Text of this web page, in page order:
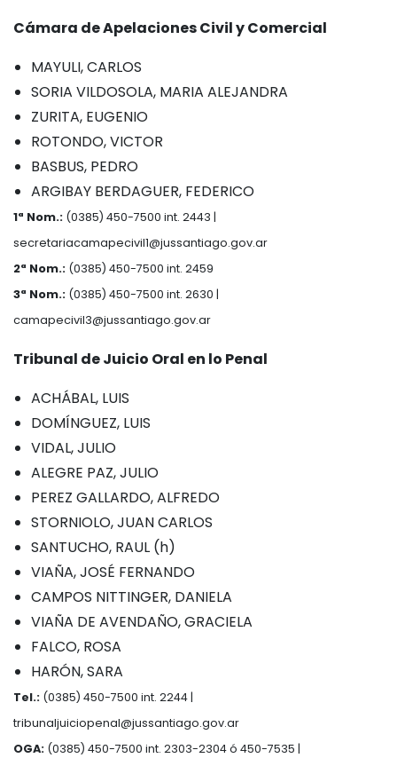
Cámara de Apelaciones Civil y Comercial
MAYULI, CARLOS
SORIA VILDOSOLA, MARIA ALEJANDRA
ZURITA, EUGENIO
ROTONDO, VICTOR
BASBUS, PEDRO
ARGIBAY BERDAGUER, FEDERICO
1ª Nom.: (0385) 450-7500 int. 2443 |
secretariacamapecivil1@jussantiago.gov.ar
2ª Nom.: (0385) 450-7500 int. 2459
3ª Nom.: (0385) 450-7500 int. 2630 |
camapecivil3@jussantiago.gov.ar
Tribunal de Juicio Oral en lo Penal
ACHÁBAL, LUIS
DOMÍNGUEZ, LUIS
VIDAL, JULIO
ALEGRE PAZ, JULIO
PEREZ GALLARDO, ALFREDO
STORNIOLO, JUAN CARLOS
SANTUCHO, RAUL (h)
VIAÑA, JOSÉ FERNANDO
CAMPOS NITTINGER, DANIELA
VIAÑA DE AVENDAÑO, GRACIELA
FALCO, ROSA
HARÓN, SARA
Tel.: (0385) 450-7500 int. 2244 |
tribunaljuiciopenal@jussantiago.gov.ar
OGA: (0385) 450-7500 int. 2303-2304 ó 450-7535 |